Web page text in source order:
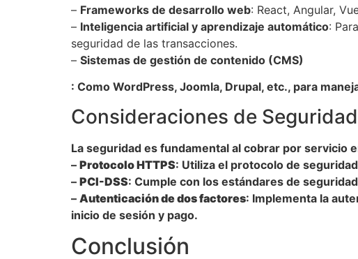
– Frameworks de desarrollo web: React, Angular,
– Inteligencia artificial y aprendizaje automático:
seguridad de las transacciones.
– Sistemas de gestión de contenido (CMS)
: Como WordPress, Joomla, Drupal, etc., para
Consideraciones de Seguridad
La seguridad es fundamental al cobrar por servicio
– Protocolo HTTPS: Utiliza el protocolo de
– PCI-DSS: Cumple con los estándares de
– Autenticación de dos factores: Implementa la
inicio de sesión y pago.
Conclusión